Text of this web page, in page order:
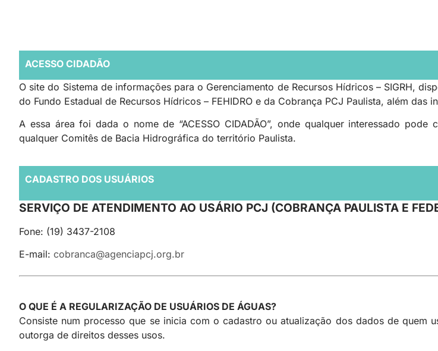
ACESSO CIDADÃO
O site do Sistema de informações para o Gerenciamento de Recursos Hídricos – SIGRH,
do Fundo Estadual de Recursos Hídricos – FEHIDRO e da Cobrança PCJ Paulista, além
A essa área foi dada o nome de “ACESSO CIDADÃO”, onde qualquer interessado
qualquer Comitês de Bacia Hidrográfica do território Paulista.
CADASTRO DOS USUÁRIOS
SERVIÇO DE ATENDIMENTO AO USÁRIO PCJ (COBRANÇA PAULISTA E
Fone: (19) 3437-2108
E-mail: cobranca@agenciapcj.org.br
O QUE É A REGULARIZAÇÃO DE USUÁRIOS DE ÁGUAS?
Consiste num processo que se inicia com o cadastro ou atualização dos dados de
outorga de direitos desses usos.